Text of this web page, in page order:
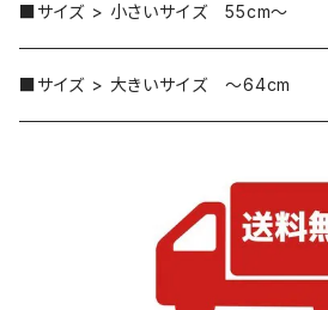
■サイズ > 小さいサイズ 55cm～
■サイズ > 大きいサイズ ～64cm